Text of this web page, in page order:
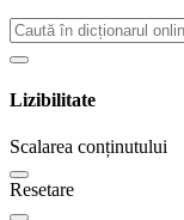
Lizibilitate
Scalarea conținutului
Resetare